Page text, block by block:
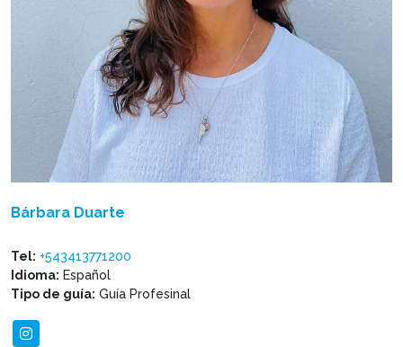
Bárbara Duarte
Tel: +543413771200
Idioma: Español
Tipo de guía: Guía Profesinal